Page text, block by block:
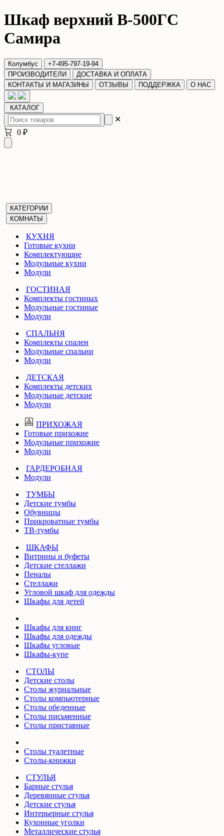
Шкаф верхний В-500ГС
Самира
Колумбус
+7-495-797-19-94
ПРОИЗВОДИТЕЛИ
ДОСТАВКА И ОПЛАТА
КОНТАКТЫ И МАГАЗИНЫ
ОТЗЫВЫ ПОДДЕРЖКА О НАС
КАТАЛОГ
✕
0 ₽
КАТЕГОРИИ
КОМНАТЫ
КУХНЯ
Готовые кухни
Комплектующие
Модульные кухни
Модули
ГОСТИНАЯ
Комплекты гостиных
Модульные гостиные
Модули
СПАЛЬНЯ
Комплекты спален
Модульные спальни
Модули
ДЕТСКАЯ
Комплекты детских
Модульные детские
Модули
ПРИХОЖАЯ
Готовые прихожие
Модульные прихожие
Модули
ГАРДЕРОБНАЯ
Модули
ТУМБЫ
Детские тумбы
Обувницы
Прикроватные тумбы
ТВ-тумбы
ШКАФЫ
Витрины и буфеты
Детские стеллажи
Пеналы
Стеллажи
Угловой шкаф для одежды
Шкафы для детей
Шкафы для книг
Шкафы для одежды
Шкафы угловые
Шкафы-купе
СТОЛЫ
Детские столы
Столы журнальные
Столы компьютерные
Столы обеденные
Столы письменные
Столы приставные
Столы туалетные
Столы-книжки
СТУЛЬЯ
Барные стулья
Деревянные стулья
Детские стулья
Интерьерные стулья
Кухонные уголки
Металлические стулья